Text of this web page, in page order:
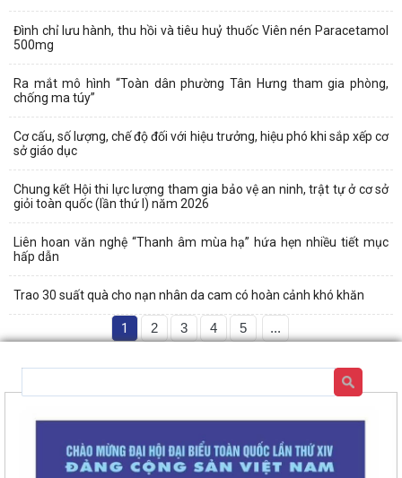
Đình chỉ lưu hành, thu hồi và tiêu huỷ thuốc Viên nén Paracetamol
500mg
Ra mắt mô hình “Toàn dân phường Tân Hưng tham gia phòng,
chống ma túy”
Cơ cấu, số lượng, chế độ đối với hiệu trưởng, hiệu phó khi sắp xếp cơ
sở giáo dục
Chung kết Hội thi lực lượng tham gia bảo vệ an ninh, trật tự ở cơ sở
giỏi toàn quốc (lần thứ I) năm 2026
Liên hoan văn nghệ “Thanh âm mùa hạ” hứa hẹn nhiều tiết mục
hấp dẫn
Trao 30 suất quà cho nạn nhân da cam có hoàn cảnh khó khăn
1 2 3 4 5 ...